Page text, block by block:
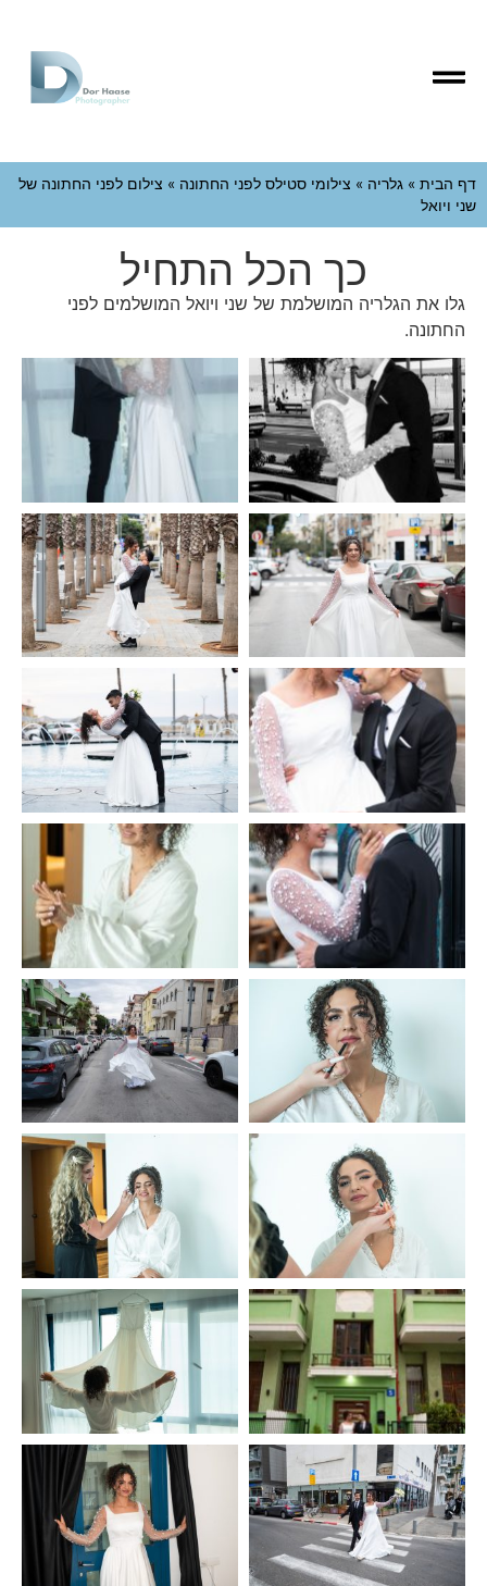
דף הבית » גלריה » צילומי סטילס לפני החתונה » צילום לפני החתונה של
שני ויואל
כך הכל התחיל
גלו את הגלריה המושלמת של שני ויואל המושלמים לפני
החתונה.